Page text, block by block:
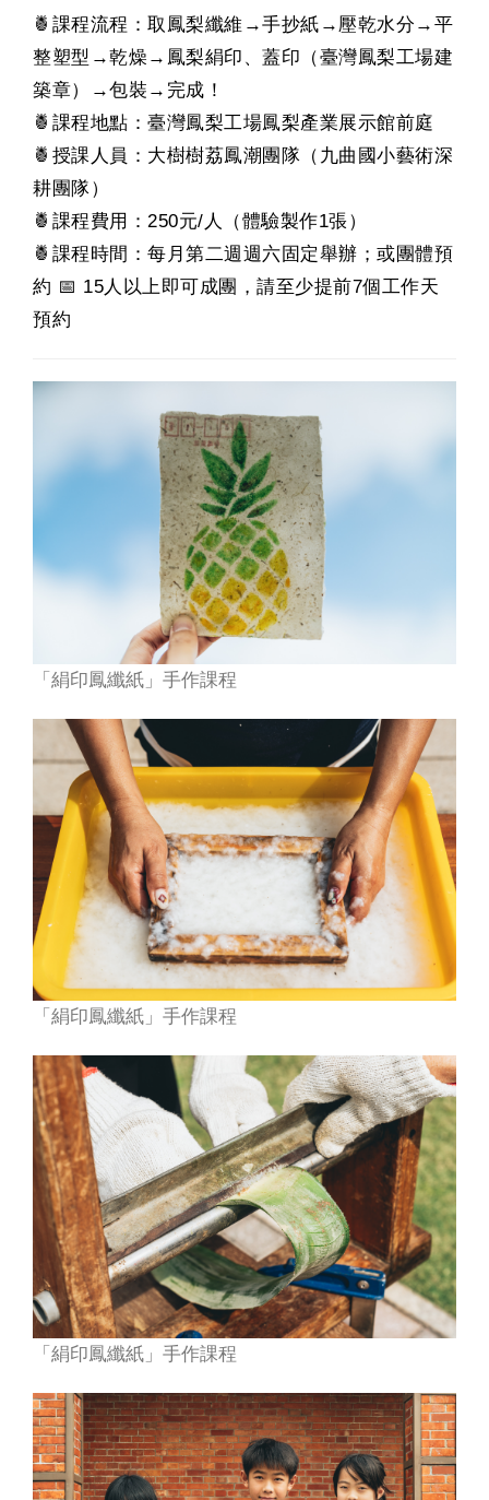
🍍課程流程：取鳳梨纖維→手抄紙→壓乾水分→平
整塑型→乾燥→鳳梨絹印、蓋印（臺灣鳳梨工場建
築章）→包裝→完成！
🍍課程地點：臺灣鳳梨工場鳳梨產業展示館前庭
🍍授課人員：大樹樹荔鳳潮團隊（九曲國小藝術深
耕團隊）
🍍課程費用：250元/人（體驗製作1張）
🍍課程時間：每月第二週週六固定舉辦；或團體預
約 📅 15人以上即可成團，請至少提前7個工作天
預約
「絹印鳳纖紙」手作課程
「絹印鳳纖紙」手作課程
「絹印鳳纖紙」手作課程